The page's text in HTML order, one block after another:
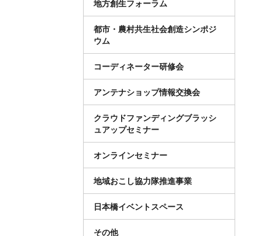
地方創生フォーラム
都市・農村共生社会創造シンポジ
ウム
コーディネーター研修会
アンテナショップ情報交換会
クラウドファンディングブラッシ
ュアップセミナー
オンラインセミナー
地域おこし協力隊推進事業
日本橋イベントスペース
その他